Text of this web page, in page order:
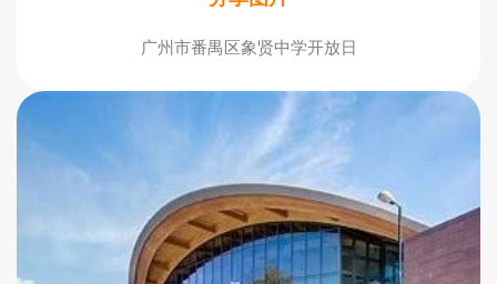
广州市番禺区象贤中学开放日